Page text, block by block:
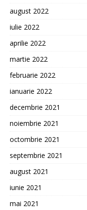
august 2022
iulie 2022
aprilie 2022
martie 2022
februarie 2022
ianuarie 2022
decembrie 2021
noiembrie 2021
octombrie 2021
septembrie 2021
august 2021
iunie 2021
mai 2021